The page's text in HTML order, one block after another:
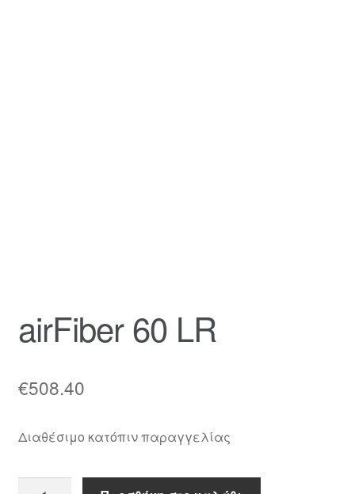
airFiber 60 LR
€508.40
Διαθέσιμο κατόπιν παραγγελίας